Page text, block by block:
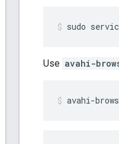
sudo
Use avahi-
avahi-